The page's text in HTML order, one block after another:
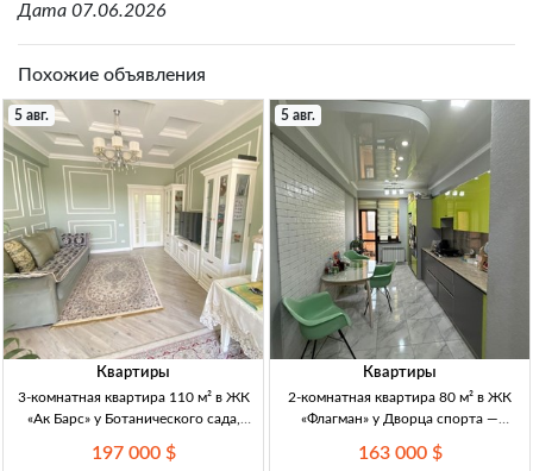
Дата 07.06.2026
Похожие объявления
5 авг.
Квартиры
3-комнатная квартира 110 м² в ЖК
«Ак Барс» у Ботанического сада,
Барс», 3/10 эт., Ботанический сад,
197 000 $
5 авг.
Квартиры
2-комнатная квартира 80 м² в ЖК
«Флагман» у Дворца спорта —
«Флагман», р-н Дворца спорта, 10/12
163 000 $